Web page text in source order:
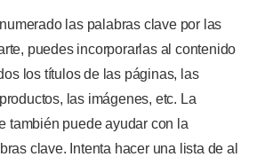
las palabras clave por las
puedes incorporarlas al contenido
los títulos de las páginas, las
las imágenes, etc. La
también puede ayudar con la
clave. Intenta hacer una lista de al